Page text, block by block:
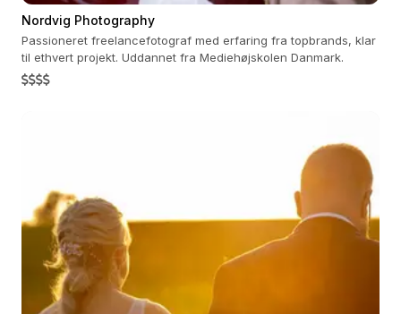
Nordvig Photography
Passioneret freelancefotograf med erfaring fra topbrands, klar
til ethvert projekt. Uddannet fra Mediehøjskolen Danmark.